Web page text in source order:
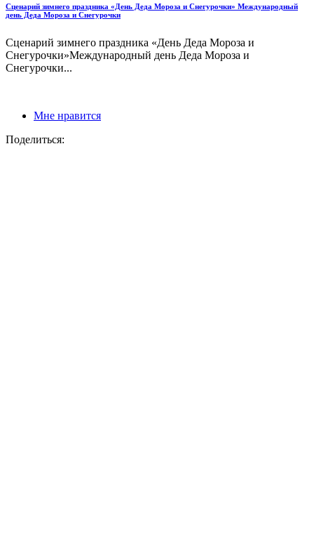
Сценарий зимнего праздника «День Деда Мороза и Снегурочки» Международный
день Деда Мороза и Снегурочки
Сценарий зимнего праздника «День Деда Мороза и
Снегурочки»Международный день Деда Мороза и
Снегурочки...
Мне нравится
Поделиться: